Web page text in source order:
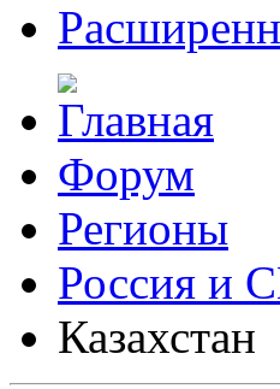
Форум
Регионы
Россия и
Казахстан